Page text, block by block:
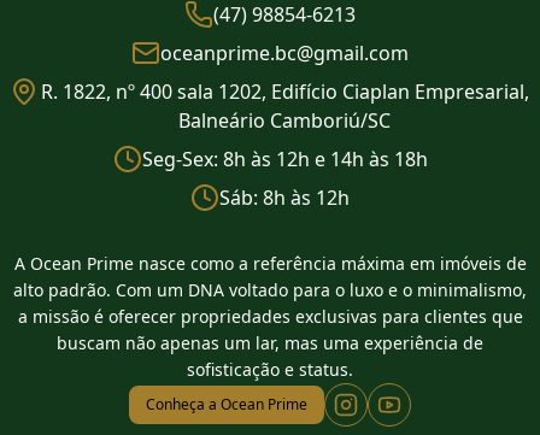
(47) 98854-6213
oceanprime.bc@gmail.com
R. 1822, nº 400 sala 1202, Edifício Ciaplan Empresarial,
Balneário Camboriú/SC
Seg-Sex: 8h às 12h e 14h às 18h
Sáb: 8h às 12h
A Ocean Prime nasce como a referência máxima em imóveis de
alto padrão. Com um DNA voltado para o luxo e o minimalismo,
a missão é oferecer propriedades exclusivas para clientes que
buscam não apenas um lar, mas uma experiência de
sofisticação e status.
Conheça a Ocean Prime